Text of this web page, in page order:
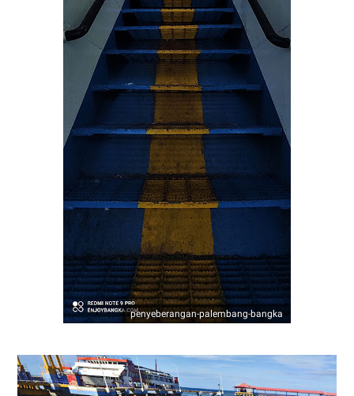
penyeberangan-palembang-bangka